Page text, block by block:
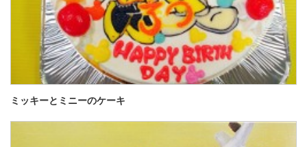
ミッキーとミニーのケーキ